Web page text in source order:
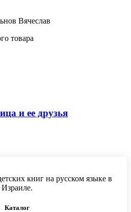
Вячеслав
товара
и ее друзья
книг на русском языке в
Израиле.
Каталог